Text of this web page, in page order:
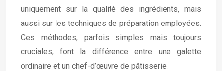
uniquement sur la qualité des ingrédients, mais
aussi sur les techniques de préparation employées.
Ces méthodes, parfois simples mais toujours
cruciales, font la différence entre une galette
ordinaire et un chef-d’œuvre de pâtisserie.